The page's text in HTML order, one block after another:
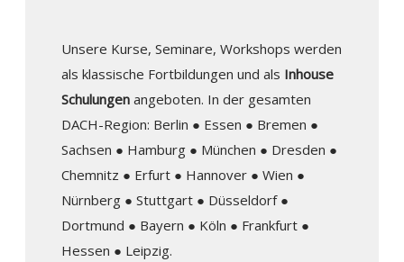
Unsere Kurse, Seminare, Workshops werden
als klassische Fortbildungen und als Inhouse
Schulungen angeboten. In der gesamten
DACH-Region: Berlin ● Essen ● Bremen ●
Sachsen ● Hamburg ● München ● Dresden ●
Chemnitz ● Erfurt ● Hannover ● Wien ●
Nürnberg ● Stuttgart ● Düsseldorf ●
Dortmund ● Bayern ● Köln ● Frankfurt ●
Hessen ● Leipzig.